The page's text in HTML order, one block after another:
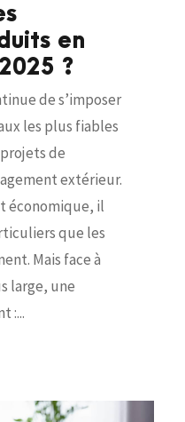
en
?
de s’imposer
les plus fiables
de
extérieur.
économique, il
que les
Mais face à
large, une
:...